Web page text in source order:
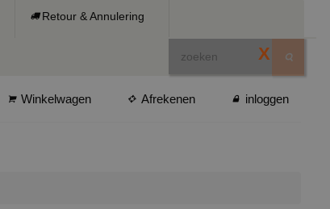
Retour & Annulering
X
Winkelwagen Afrekenen inloggen